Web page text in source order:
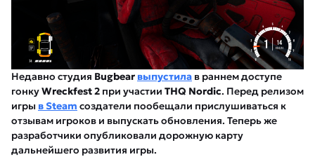
Недавно студия Bugbear выпустила в раннем доступе
гонкуWreckfest 2 при участии THQ Nordic. Перед релизом
игры в Steam создатели пообещали прислушиваться к
отзывам игроков и выпускать обновления. Теперь же
разработчики опубликовали дорожную карту
дальнейшего развития игры.